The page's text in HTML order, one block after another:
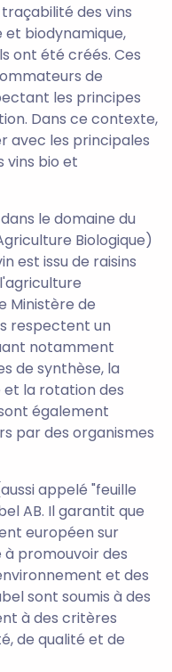
des vins
et biodynamique,
ont été créés. Ces
de
les principes
Dans ce contexte,
avec les principales
vins bio et
le domaine du
Biologique)
est issu de raisins
Ministère de
respectent un
notamment
de synthèse, la
la rotation des
également
par des organismes
appelé "feuille
AB. Il garantit que
européen sur
à promouvoir des
et des
sont soumis à des
à des critères
de qualité et de